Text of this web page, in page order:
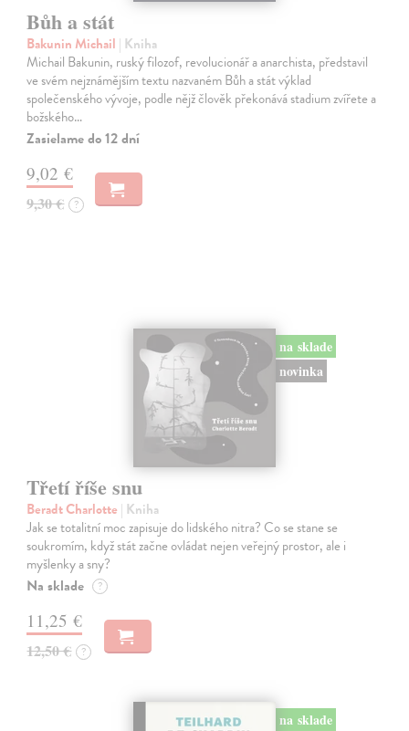
Bůh a stát
Bakunin Michail | Kniha
Michail Bakunin, ruský filozof, revolucionář a anarchista, představil
ve svém nejznámějším textu nazvaném Bůh a stát výklad
společenského vývoje, podle nějž člověk překonává stadium zvířete a
božského…
Zasielame do 12 dní
9,02 €
9,30 € ?
na sklade
novinka
Třetí říše snu
Beradt Charlotte | Kniha
Jak se totalitní moc zapisuje do lidského nitra? Co se stane se
soukromím, když stát začne ovládat nejen veřejný prostor, ale i
myšlenky a sny?
Na sklade ?
11,25 €
12,50 € ?
na sklade